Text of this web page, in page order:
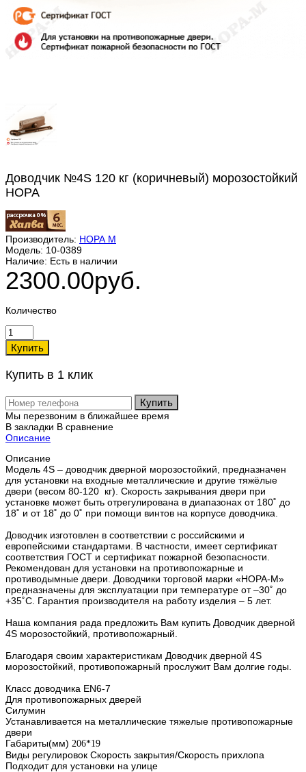
Доводчик №4S 120 кг (коричневый) морозостойкий
НОРА
Производитель: НОРА М
Модель: 10-0389
Наличие: Есть в наличии
2300.00руб.
Количество
Купить в 1 клик
Купить
Мы перезвоним в ближайшее время
В закладки В сравнение
Описание
Описание
Модель 4S – доводчик дверной морозостойкий, предназначен
для установки на входные металлические и другие тяжёлые
двери (весом 80-120 кг). Скорость закрывания двери при
установке может быть отрегулирована в диапазонах от 180˚ до
18˚ и от 18˚ до 0˚ при помощи винтов на корпусе доводчика.
Доводчик изготовлен в соответствии с российскими и
европейскими стандартами. В частности, имеет сертификат
соответствия ГОСТ и сертификат пожарной безопасности.
Рекомендован для установки на противопожарные и
противодымные двери. Доводчики торговой марки «НОРА-М»
предназначены для эксплуатации при температуре от –30˚ до
+35˚С. Гарантия производителя на работу изделия – 5 лет.
Наша компания рада предложить Вам купить Доводчик дверной
4S морозостойкий, противопожарный.
Благодаря своим характеристикам Доводчик дверной 4S
морозостойкий, противопожарный прослужит Вам долгие годы.
Класс доводчика EN6-7
Для противопожарных дверей
Силумин
Устанавливается на металлические тяжелые противопожарные
двери
Габариты(мм) 206*19
Виды регулировок Скорость закрытия/Скорость прихлопа
Подходит для установки на улице